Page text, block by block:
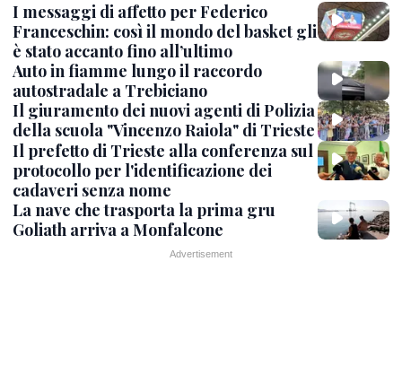
I messaggi di affetto per Federico
Franceschin: così il mondo del basket gli
è stato accanto fino all’ultimo
Auto in fiamme lungo il raccordo
autostradale a Trebiciano
Il giuramento dei nuovi agenti di Polizia
della scuola "Vincenzo Raiola" di Trieste
Il prefetto di Trieste alla conferenza sul
protocollo per l'identificazione dei
cadaveri senza nome
La nave che trasporta la prima gru
Goliath arriva a Monfalcone